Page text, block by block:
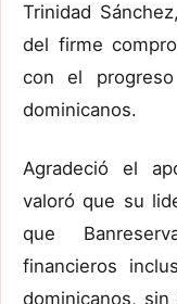
Trinidad Sánchez,
del firme
con el
dominicanos.
Agradeció el
valoró que su
que
financieros
dominicanos,